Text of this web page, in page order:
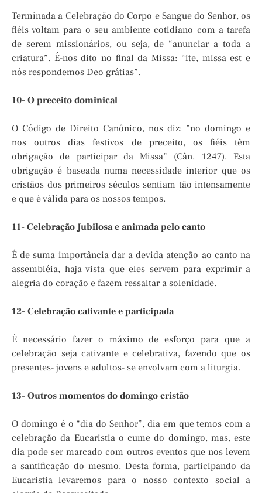
Terminada a Celebração do Corpo e Sangue do Senhor, os
fiéis voltam para o seu ambiente cotidiano com a tarefa
de serem missionários, ou seja, de “anunciar a toda a
criatura”. É-nos dito no final da Missa: “ite, missa est e
nós respondemos Deo grátias”.
10- O preceito dominical
O Código de Direito Canônico, nos diz: ”no domingo e
nos outros dias festivos de preceito, os fiéis têm
obrigação de participar da Missa” (Cân. 1247). Esta
obrigação é baseada numa necessidade interior que os
cristãos dos primeiros séculos sentiam tão intensamente
e que é válida para os nossos tempos.
11- Celebração Jubilosa e animada pelo canto
É de suma importância dar a devida atenção ao canto na
assembléia, haja vista que eles servem para exprimir a
alegria do coração e fazem ressaltar a solenidade.
12- Celebração cativante e participada
É necessário fazer o máximo de esforço para que a
celebração seja cativante e celebrativa, fazendo que os
presentes- jovens e adultos- se envolvam com a liturgia.
13- Outros momentos do domingo cristão
O domingo é o “dia do Senhor”, dia em que temos com a
celebração da Eucaristia o cume do domingo, mas, este
dia pode ser marcado com outros eventos que nos levem
a santificação do mesmo. Desta forma, participando da
Eucaristia levaremos para o nosso contexto social a